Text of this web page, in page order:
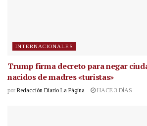
INTERNACIONALES
Trump firma decreto para negar
nacidos de madres «turistas»
por Redacción Diario La Página HACE 3 DÍAS